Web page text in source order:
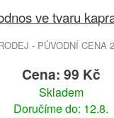
ve tvaru
- PŮVODNÍ CENA
Cena: 99 Kč
Skladem
Doručíme do: 12.8.